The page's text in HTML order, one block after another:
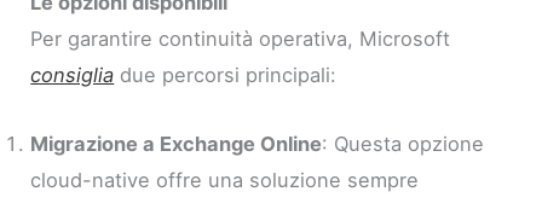
Per garantire continuità operativa, Microsoft
consiglia due percorsi principali:
Migrazione a Exchange Online: Questa opzione
cloud-native offre una soluzione sempre